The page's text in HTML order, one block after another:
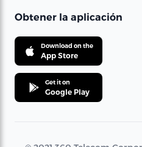
Obtener la aplicación
Download on the
App Store
Get it on
Google Play